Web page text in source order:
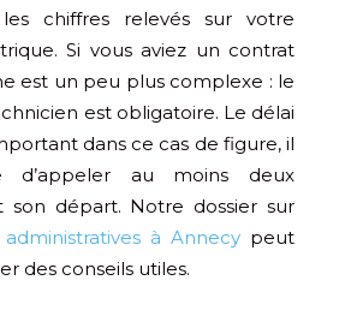
chiffres relevés sur votre
Si vous aviez un contrat
est un peu plus complexe : le
est obligatoire. Le délai
dans ce cas de figure, il
d’appeler au moins deux
son départ. Notre dossier sur
à Annecy peut
des conseils utiles.